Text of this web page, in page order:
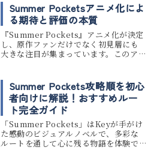
Summer Pocketsアニメ化によ
る期待と評価の本質
『Summer Pockets』アニメ化が決定
し、原作ファンだけでなく初見層にも
大きな注目が集まっています。このアニ
どう再現するのかという期待感を伴っ
て語られています。...
Summer Pockets攻略順を初心
者向けに解説！おすすめルー
ト完全ガイド
「Summer Pockets」はKeyが手がけ
た感動のビジュアルノベルで、多彩な
ルートを通して心に残る物語を体験で